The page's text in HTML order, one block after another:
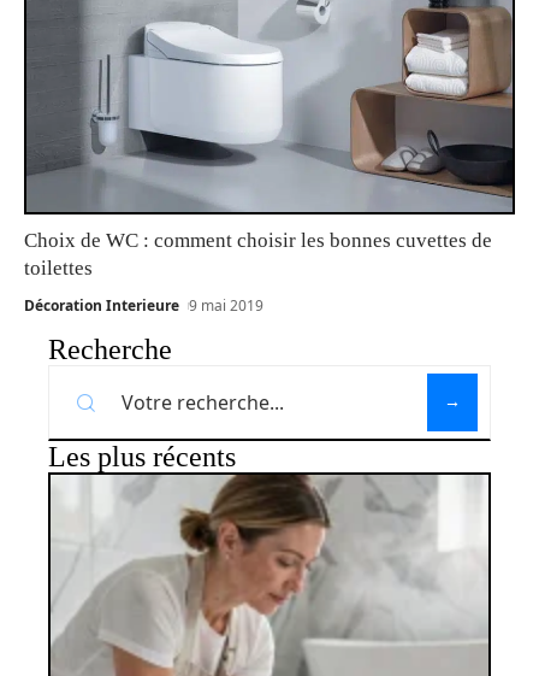
Choix de WC : comment choisir les bonnes cuvettes de
toilettes
Décoration Interieure 9 mai 2019
Recherche
Les plus récents